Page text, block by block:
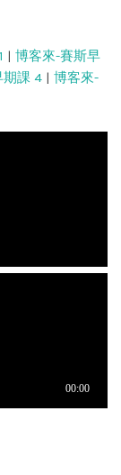
| 博客來-賽斯早
期課 4 | 博客來-